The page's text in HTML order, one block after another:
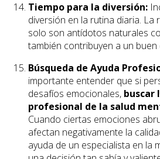
Tiempo para la diversión:
diversión en la rutina diaria. La
solo son antídotos naturales
también contribuyen a un
Búsqueda de Ayuda
importante entender que si
desafíos emocionales, buscar
profesional de la salud
Cuando ciertas emociones
afectan negativamente la
ayuda de un especialista en la